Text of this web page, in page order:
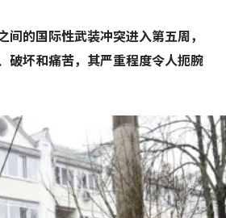
间的国际性武装冲突进入第五周，
破坏和痛苦，其严重程度令人扼腕